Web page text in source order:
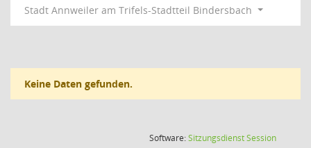
Stadt Annweiler am Trifels-Stadtteil Bindersbach
Keine Daten gefunden.
Software:SitzungsdienstSession(Wird in